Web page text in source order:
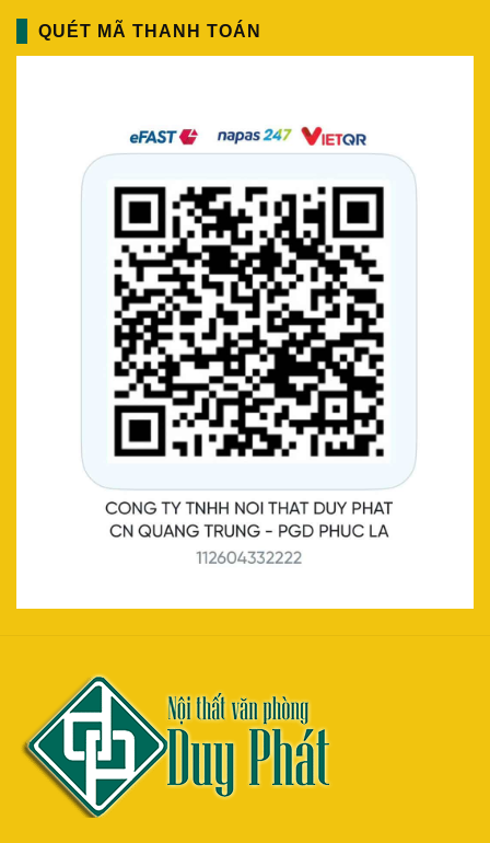
QUÉT MÃ THANH TOÁN